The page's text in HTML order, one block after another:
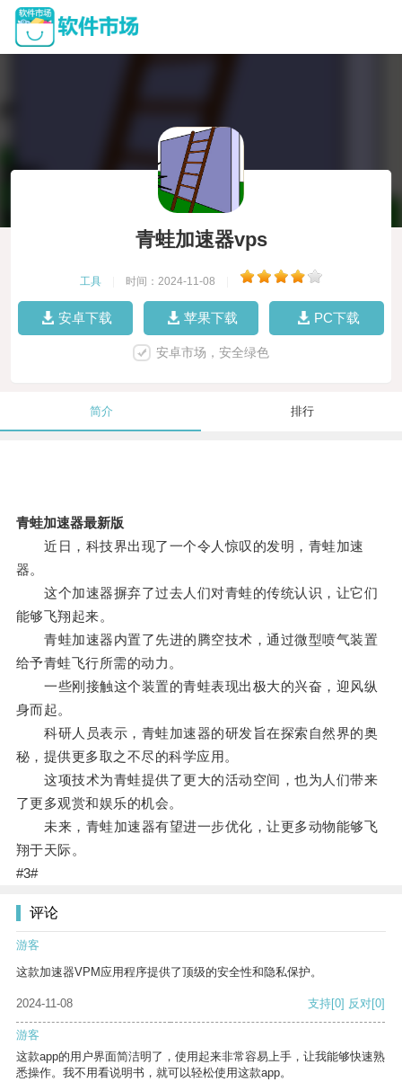
青蛙加速器vps
工具 时间：2024-11-08
安卓下载 苹果下载 PC下载
安卓市场，安全绿色
简介 排行
青蛙加速器最新版
近日，科技界出现了一个令人惊叹的发明，青蛙加速
器。
这个加速器摒弃了过去人们对青蛙的传统认识，让它们
能够飞翔起来。
青蛙加速器内置了先进的腾空技术，通过微型喷气装置
给予青蛙飞行所需的动力。
一些刚接触这个装置的青蛙表现出极大的兴奋，迎风纵
身而起。
科研人员表示，青蛙加速器的研发旨在探索自然界的奥
秘，提供更多取之不尽的科学应用。
这项技术为青蛙提供了更大的活动空间，也为人们带来
了更多观赏和娱乐的机会。
未来，青蛙加速器有望进一步优化，让更多动物能够飞
翔于天际。
#3#
评论
游客
这款加速器VPM应用程序提供了顶级的安全性和隐私保护。
2024-11-08 支持[0] 反对[0]
游客
这款app的用户界面简洁明了，使用起来非常容易上手，让我能够快速熟
悉操作。我不用看说明书，就可以轻松使用这款app。